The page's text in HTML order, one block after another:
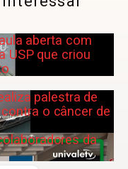
aberta com
USP que criou
palestra de
o câncer de
da